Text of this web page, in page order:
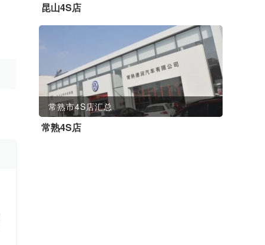
昆山4S店
常熟市4S店汇总
常熟4S店